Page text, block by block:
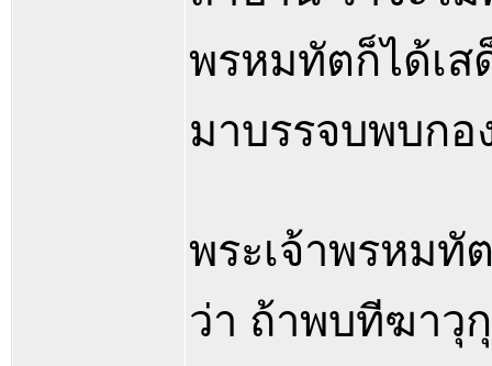
พรหมทัตก็ได้เ
มาบรรจบพบกอ
พระเจ้าพรหมทั
ว่า ถ้าพบทีฆาวุ